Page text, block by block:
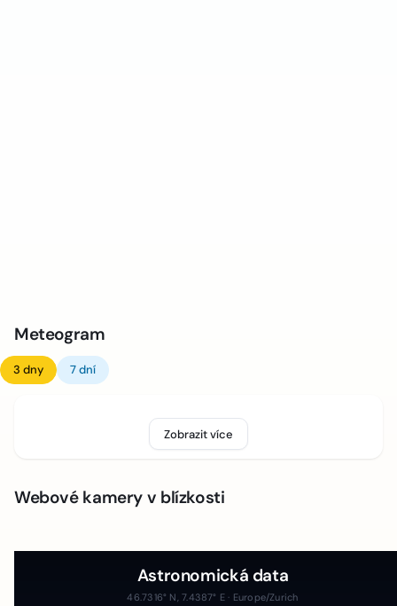
Meteogram
3 dny 7 dní
Zobrazit více
Webové kamery v blízkosti
Astronomická data
46.7316° N, 7.4387° E · Europe/Zurich